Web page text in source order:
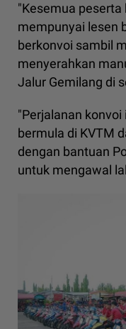
"Kesemua
mempunyai lesen
berkonvoi sambil
menyerahkan
Jalur Gemilang di
"Perjalanan
bermula di KVTM
dengan bantuan
untuk mengawal